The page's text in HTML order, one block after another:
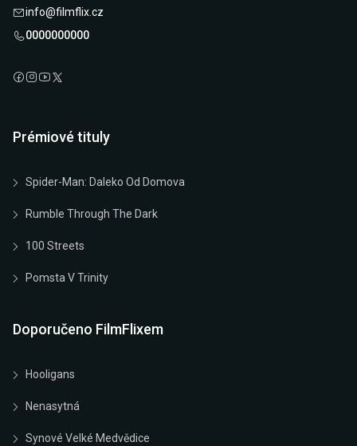
info@filmflix.cz
0000000000
Prémiové tituly
Spider-Man: Daleko Od Domova
Rumble Through The Dark
100 Streets
Pomsta V Trinity
Doporučeno FilmFlixem
Hooligans
Nenasytná
Synové Velké Medvědice